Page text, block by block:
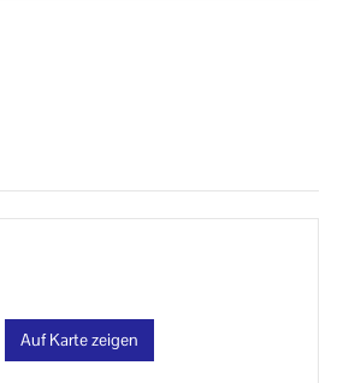
Auf Karte zeigen